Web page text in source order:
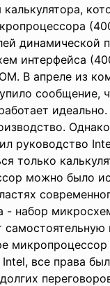
калькулятора,
динамической
интерфейса
В апреле из
сообщение,
руководство
только
можно было
- набор
самостоятельную
микропроцессор
все права